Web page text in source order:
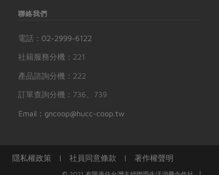
聯絡我們
電話： 02-2999-6122
社籍服務分機：221
產品諮詢分機：222
訂單查詢分機：736、739
Email：gncoop@hucc-coop.tw
隱私權政策 | 社員同意條款 | 著作權聲明